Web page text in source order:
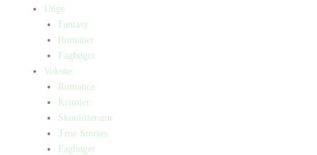
Unge
Fantasy
Romaner
Fagbøger
Voksne
Romance
Krimier
Skønlitteratur
True Stories
Fagbøger